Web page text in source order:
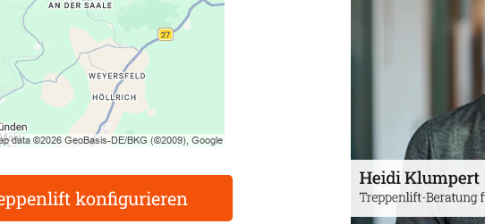
konfigurieren